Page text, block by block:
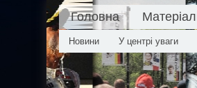
Головна
Новини У центрі уваги